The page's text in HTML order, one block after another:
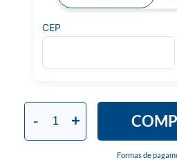
Formas de
- +
CEP